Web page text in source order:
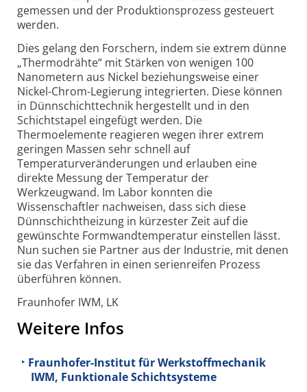
gemessen und der Produktionsprozess gesteuert
werden.
Dies gelang den Forschern, indem sie extrem dünne
„Thermodrähte“ mit Stärken von wenigen 100
Nanometern aus Nickel beziehungsweise einer
Nickel-Chrom-Legierung integrierten. Diese können
in Dünnschichttechnik hergestellt und in den
Schichtstapel eingefügt werden. Die
Thermoelemente reagieren wegen ihrer extrem
geringen Massen sehr schnell auf
Temperaturveränderungen und erlauben eine
direkte Messung der Temperatur der
Werkzeugwand. Im Labor konnten die
Wissenschaftler nachweisen, dass sich diese
Dünnschichtheizung in kürzester Zeit auf die
gewünschte Formwandtemperatur einstellen lässt.
Nun suchen sie Partner aus der Industrie, mit denen
sie das Verfahren in einen serienreifen Prozess
überführen können.
Fraunhofer IWM, LK
Weitere Infos
Fraunhofer-Institut für Werkstoffmechanik
IWM, Funktionale Schichtsysteme